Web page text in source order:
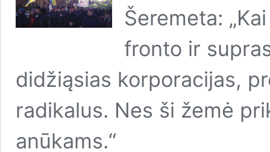
Šeremeta:
fronto ir
didžiąsias korporacijas,
radikalus. Nes ši žemė
anūkams.“